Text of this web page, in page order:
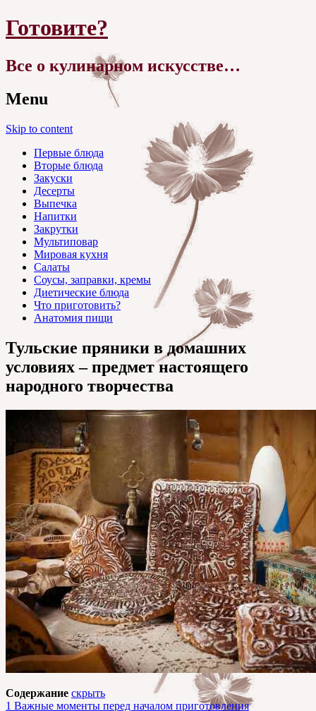
Готовите?
Все о кулинарном искусстве…
Menu
Skip to content
Первые блюда
Вторые блюда
Закуски
Десерты
Выпечка
Напитки
Закрутки
Мультиповар
Мировая кухня
Салаты
Соусы, заправки, кремы
Диетические блюда
Что приготовить?
Анатомия пищи
Тульские пряники в домашних
условиях – предмет настоящего
народного творчества
Содержание скрыть
1 Важные моменты перед началом приготовления